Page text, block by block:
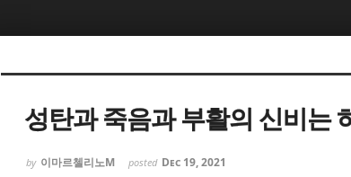
성탄과 죽음과 부활의 신비는
by 이마르첼리노M posted Dec 19, 2021
Sketchbook5, 스케치북5
Sketchbook5, 스케치북5